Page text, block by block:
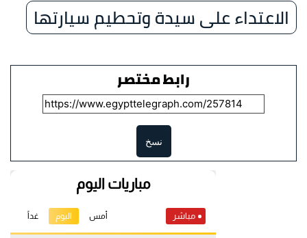
الاعتداء على سيدة وتحطيم سيارتها
رابط مختصر
نسخ